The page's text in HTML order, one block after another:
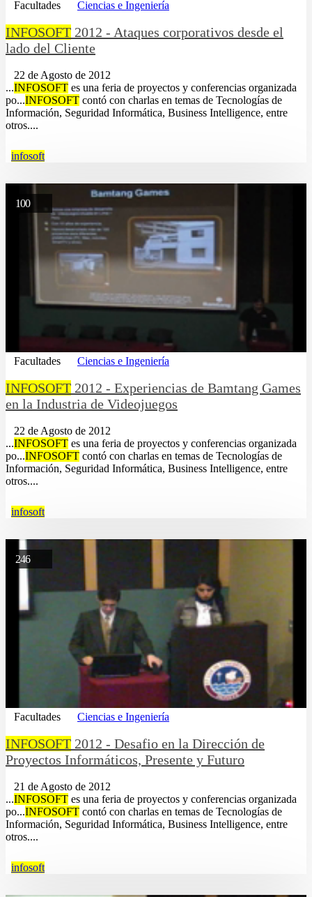
Facultades Ciencias e Ingeniería
INFOSOFT 2012 - Ataques corporativos desde el
lado del Cliente
22 de Agosto de 2012
...INFOSOFT es una feria de proyectos y conferencias organizada
po...INFOSOFT contó con charlas en temas de Tecnologías de
Información, Seguridad Informática, Business Intelligence, entre
otros....
infosoft
100
Facultades Ciencias e Ingeniería
INFOSOFT 2012 - Experiencias de Bamtang Games
en la Industria de Videojuegos
22 de Agosto de 2012
...INFOSOFT es una feria de proyectos y conferencias organizada
po...INFOSOFT contó con charlas en temas de Tecnologías de
Información, Seguridad Informática, Business Intelligence, entre
otros....
infosoft
246
Facultades Ciencias e Ingeniería
INFOSOFT 2012 - Desafio en la Dirección de
Proyectos Informáticos, Presente y Futuro
21 de Agosto de 2012
...INFOSOFT es una feria de proyectos y conferencias organizada
po...INFOSOFT contó con charlas en temas de Tecnologías de
Información, Seguridad Informática, Business Intelligence, entre
otros....
infosoft